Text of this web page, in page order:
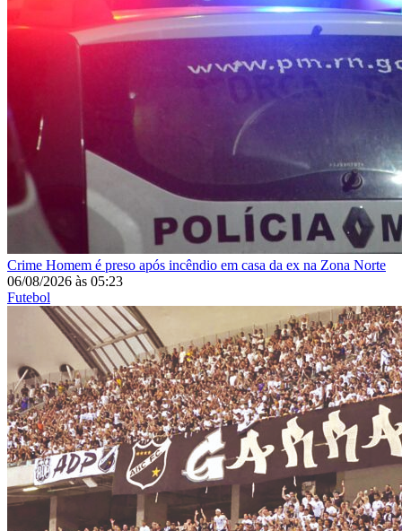
Crime Homem é preso após incêndio em casa da ex na Zona Norte
06/08/2026 às 05:23
Futebol